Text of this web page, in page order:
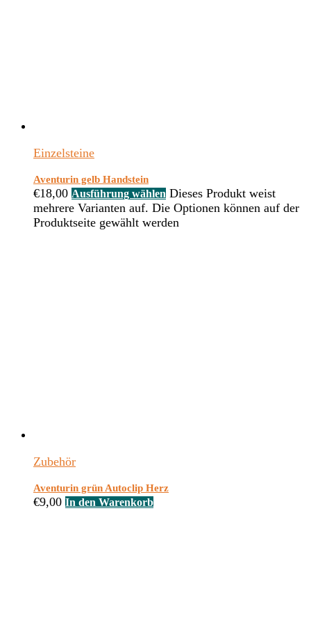
Einzelsteine
Aventurin gelb Handstein
€18,00 Ausführung wählen Dieses Produkt weist
mehrere Varianten auf. Die Optionen können auf der
Produktseite gewählt werden
Zubehör
Aventurin grün Autoclip Herz
€9,00 In den Warenkorb